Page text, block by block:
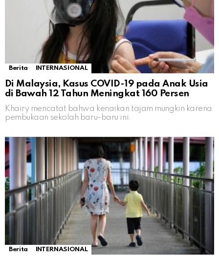
Berita INTERNASIONAL
Di Malaysia, Kasus COVID-19 pada Anak Usia
di Bawah 12 Tahun Meningkat 160 Persen
Khairy mencatat bahwa kenaikan tajam mungkin karena
pembukaan sekolah baru-baru ini.
Berita INTERNASIONAL